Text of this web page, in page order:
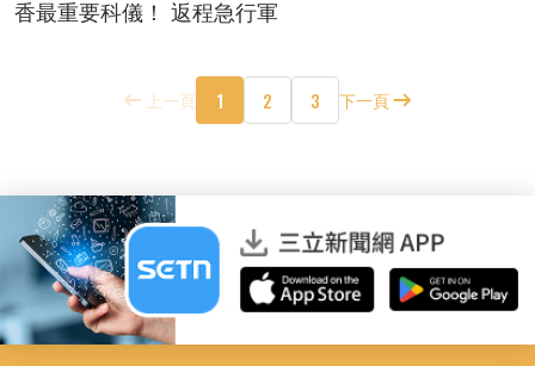
香最重要科儀！ 返程急行軍
上一頁 1 2 3 下一頁